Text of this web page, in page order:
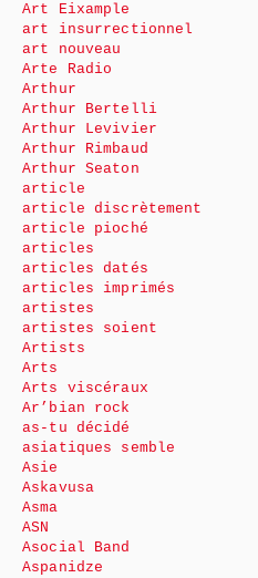
Art Eixample
art insurrectionnel
art nouveau
Arte Radio
Arthur
Arthur Bertelli
Arthur Levivier
Arthur Rimbaud
Arthur Seaton
article
article discrètement
article pioché
articles
articles datés
articles imprimés
artistes
artistes soient
Artists
Arts
Arts viscéraux
Ar’bian rock
as-tu décidé
asiatiques semble
Asie
Askavusa
Asma
ASN
Asocial Band
Aspanidze